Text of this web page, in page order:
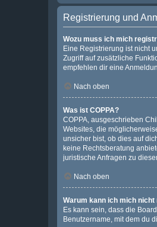
Registrierung und
Wozu muss ich mich
Eine Registrierung ist nicht
Zugriff auf zusätzliche
empfehlen dir eine
Nach oben
Was ist COPPA?
COPPA, ausgeschrieben
Websites, die
unsicher bist, ob dies auf
keine Rechtsberatung
juristische Anfragen zu
Nach oben
Warum kann ich mich
Es kann sein, dass die
Benutzername, mit dem du